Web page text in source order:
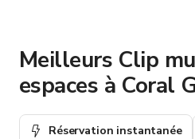
Meilleurs Clip
espaces à Coral
Réservation instantanée